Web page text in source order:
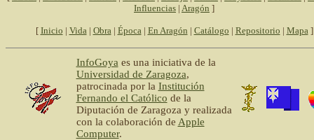
Influencias | Aragón ]
[ Inicio | Vida| Obra| Época| En Aragón | Catálogo | Repositorio | Mapa]
InfoGoya es una iniciativa de la
Universidad de Zaragoza,
patrocinada por la Institución
Fernando el Católico de la
Diputación de Zaragoza y realizada
con la colaboración de Apple
Computer.